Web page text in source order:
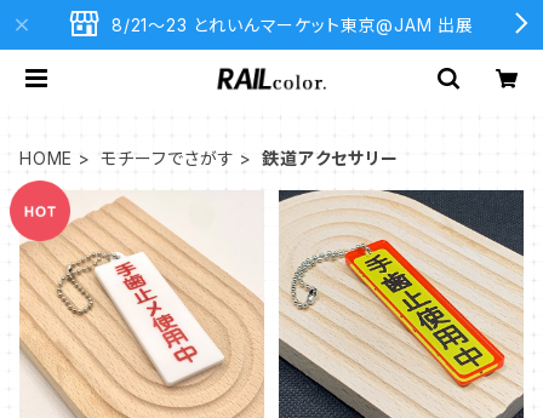
8/21〜23 とれいんマーケット東京@JAM 出展
HOME モチーフでさがす 鉄道アクセサリー